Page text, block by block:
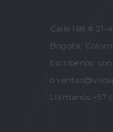
Calle 168 # 21-
Bogotá,
Escríbenos:
ó
Llámanos +57